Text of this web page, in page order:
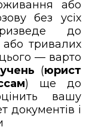
або
без усіх
до
тривалих
— варто
(юрист
) ще до
вашу
документів і